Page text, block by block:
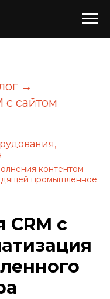
→
с сайтом
контентом
промышленное
CRM с